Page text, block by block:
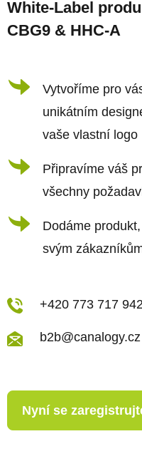
p
a
White-Label
CBG9 & HHC-A
Vytvoříme pro
unikátním
vaše vlastní logo
Připravíme váš
všechny
Dodáme
svým
+420 773 717
b2b@canalogy.cz
Nyní se